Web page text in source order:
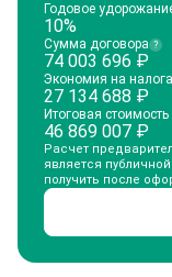
Годовое
10%
Сумма договора ?
74 003 696 ₽
Экономия на
27 134 688 ₽
Итоговая
46 869 007 ₽
Расчет
является
получить после